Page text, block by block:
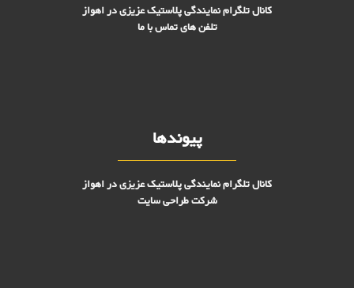
کانال تلگرام نمایندگی پلاستیک عزیزی در اهواز
تلفن های تماس با ما
پیوندها
کانال تلگرام نمایندگی پلاستیک عزیزی در اهواز
شرکت طراحی سایت